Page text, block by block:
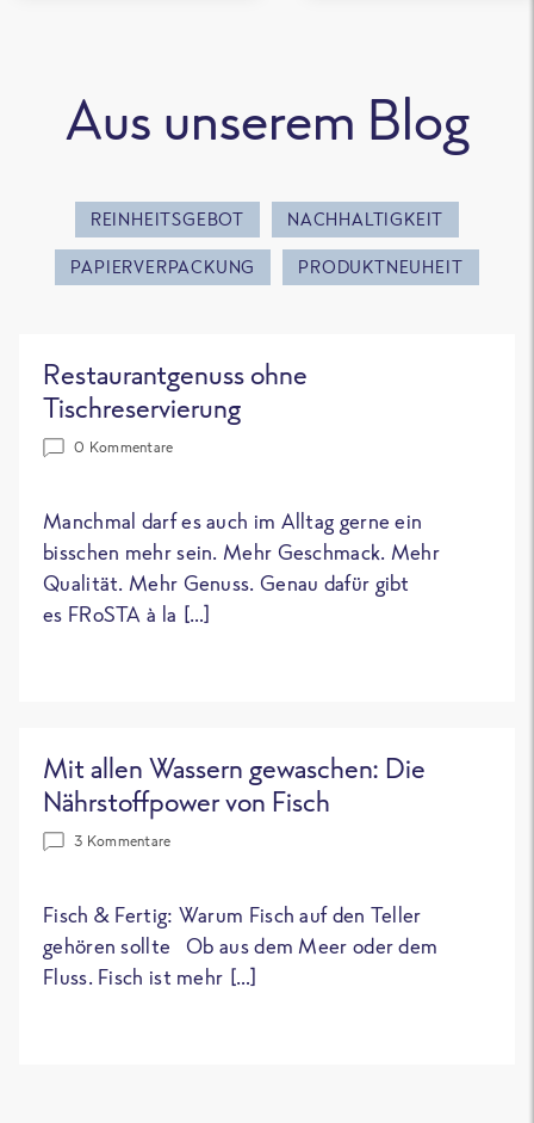
Aus unserem Blog
REINHEITSGEBOT NACHHALTIGKEIT
PAPIERVERPACKUNG PRODUKTNEUHEIT
Restaurantgenuss ohne
Tischreservierung
0 Kommentare
Manchmal darf es auch im Alltag gerne ein
bisschen mehr sein. Mehr Geschmack. Mehr
Qualität. Mehr Genuss. Genau dafür gibt
es FRoSTA à la […]
Mit allen Wassern gewaschen: Die
Nährstoffpower von Fisch
3 Kommentare
Fisch & Fertig: Warum Fisch auf den Teller
gehören sollte Ob aus dem Meer oder dem
Fluss. Fisch ist mehr […]